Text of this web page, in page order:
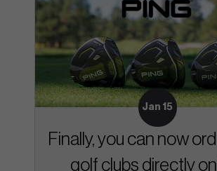
Jan 15
Finally, you can now
golf clubs directly